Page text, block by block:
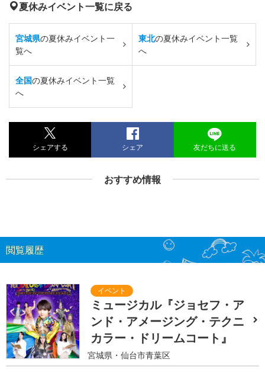
夏休みイベント一覧に戻る
宮城県の夏休みイベント一
覧へ
東北の夏休みイベント一覧
へ
全国の夏休みイベント一覧
へ
シェアする シェア 友だちに送る
おすすめ情報
閲覧履歴
ミュージカル『ジョセフ・ア
ンド・アメージング・テクニ
カラー・ドリームコート』
宮城県・仙台市青葉区